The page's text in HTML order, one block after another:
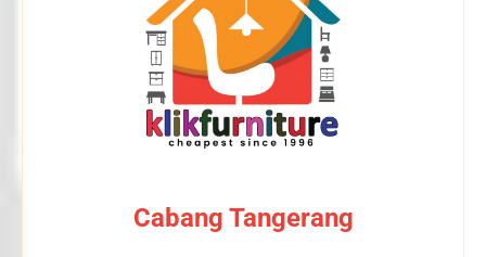
Cabang Tangerang